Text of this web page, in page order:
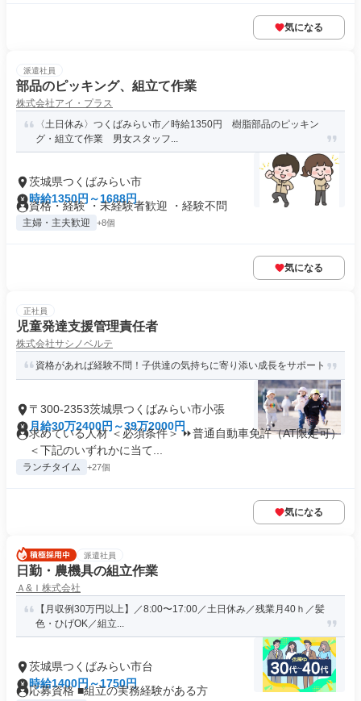
気になる
派遣社員
部品のピッキング、組立て作業
株式会社アイ・プラス
〈土日休み〉つくばみらい市／時給1350円 樹脂部品のピッキン
グ・組立て作業 男女スタッフ...
茨城県つくばみらい市
時給1350円～1688円
資格・経験 ・未経験者歓迎 ・経験不問
主婦・主夫歓迎 +8個
気になる
正社員
児童発達支援管理責任者
株式会社サシノベルテ
資格があれば経験不問！子供達の気持ちに寄り添い成長をサポート
〒300-2353茨城県つくばみらい市小張
月給30万2400円～39万2000円
求めている人材 ＜必須条件＞ ⏩普通自動車免許（AT限定可）
＜下記のいずれかに当て...
ランチタイム +27個
気になる
派遣社員
日勤・農機具の組立作業
Ａ&Ｉ株式会社
【月収例30万円以上】／8:00〜17:00／土日休み／残業月40ｈ／髪
色・ひげOK／組立...
茨城県つくばみらい市台
時給1400円～1750円
応募資格 ■組立の実務経験がある方